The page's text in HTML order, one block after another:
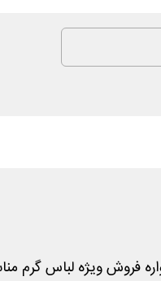
فروش ویژه لباس گرم